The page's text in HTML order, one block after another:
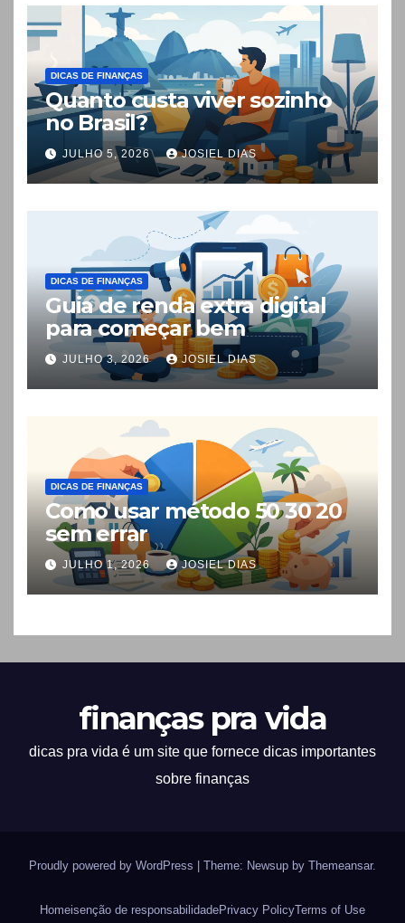
DICAS DE FINANÇAS
Quanto custa viver sozinho
no Brasil?
JULHO 5, 2026 JOSIEL DIAS
DICAS DE FINANÇAS
Guia de renda extra digital
para começar bem
JULHO 3, 2026 JOSIEL DIAS
DICAS DE FINANÇAS
Como usar método 50 30 20
sem errar
JULHO 1, 2026 JOSIEL DIAS
finanças pra vida
dicas pra vida é um site que fornece dicas importantes
sobre finanças
Proudly powered by WordPress Theme: Newsup by Themeansar.
Homeisenção de responsabilidadePrivacy PolicyTerms of Use